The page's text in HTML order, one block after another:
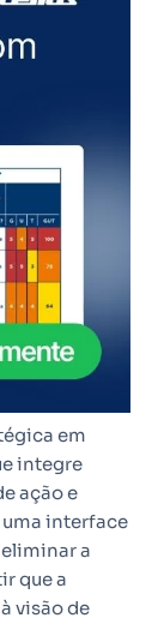
em
integre
ação e
uma interface
a
que a
visão de